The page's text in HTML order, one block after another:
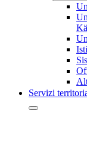
Servizi